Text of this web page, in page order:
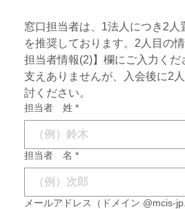
窓口担当者は、1法人につき2人
を推奨しております。2人目の
担当者情報(2)】欄にご入力くだ
支えありませんが、入会後に2
討ください。
担当者 姓 *
担当者 名 *
メールアドレス（ドメイン @mcis-